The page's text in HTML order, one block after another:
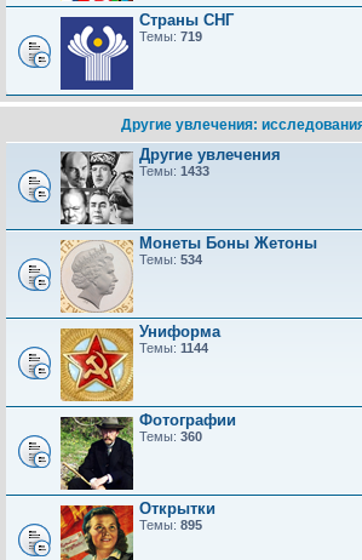
Страны СНГ
Темы: 719
Другие увлечения:
Другие увлечения
Темы: 1433
Монеты Боны Жетоны
Темы: 534
Униформа
Темы: 1144
Фотографии
Темы: 360
Открытки
Темы: 895